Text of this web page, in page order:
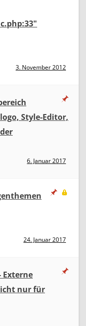
3. November 2012
Style-Editor,
6. Januar 2017
24. Januar 2017
Externe
nur für